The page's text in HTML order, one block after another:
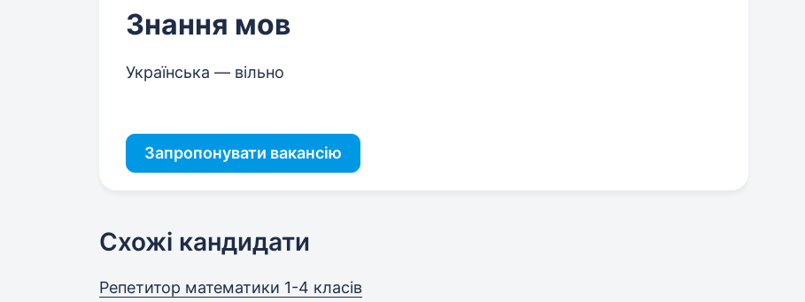
Знання мов
Українська — вільно
Запропонувати вакансію
Схожі кандидати
Репетитор математики 1-4 класів